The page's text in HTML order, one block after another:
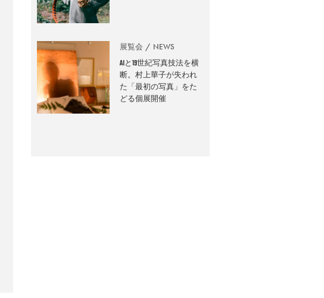
展覧会 NEWS
AIと19世紀写真技法を横
断。村上華子が失われ
た「最初の写真」をた
どる個展開催